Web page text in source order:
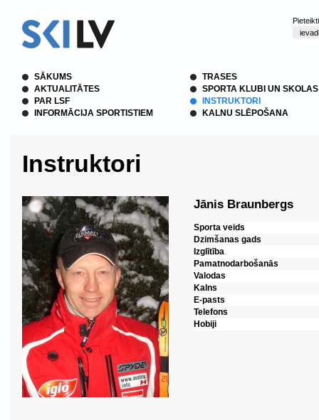
SĀKUMS
AKTUALITĀTES
PAR LSF
INFORMĀCIJA SPORTISTIEM
TRASES
SPORTA KLUBI UN SKOLAS
INSTRUKTORI
KALNU SLĒPOŠANA
Instruktori
Jānis Braunbergs
Sporta veids
Dzimšanas gads
Izglītība
Pamatnodarbošanās
Valodas
Kalns
E-pasts
Telefons
Hobiji